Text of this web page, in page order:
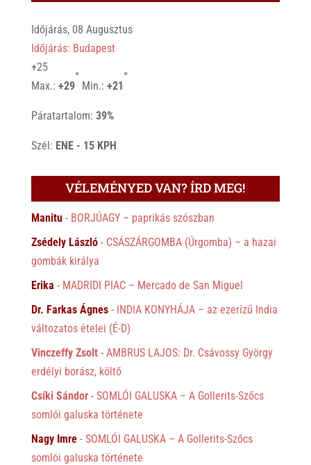
Időjárás, 08 Augusztus
Időjárás: Budapest
+25
Max.: +29
°
Min.: +21
°
Páratartalom: 39%
Szél: ENE - 15 KPH
VÉLEMÉNYED VAN? ÍRD MEG!
Manitu- BORJÚAGY – paprikás szószban
Zsédely László- CSÁSZÁRGOMBA (Úrgomba) – a hazai
gombák királya
Erika - MADRIDI PIAC – Mercado de San Miguel
Dr. Farkas Ágnes- INDIA KONYHÁJA – az ezerízű India
változatos ételei (É-D)
Vinczeffy Zsolt- AMBRUS LAJOS: Dr. Csávossy György
erdélyi borász, költő
Csíki Sándor- SOMLÓI GALUSKA – A Gollerits-Szőcs
somlói galuska története
Nagy Imre- SOMLÓI GALUSKA – A Gollerits-Szőcs
somlói galuska története